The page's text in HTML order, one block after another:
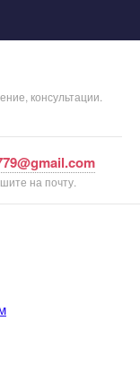
консультации.
на почту.